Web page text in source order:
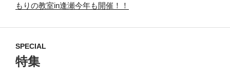
もりの教室in逢瀬今年も開催！！
SPECIAL
特集